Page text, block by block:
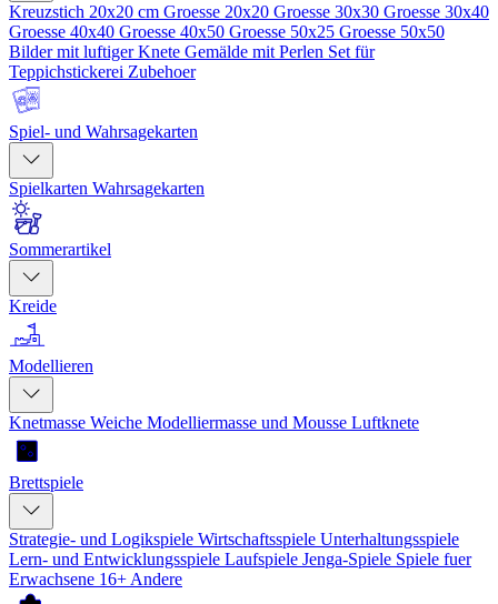
Kreuzstich 20x20 cm Groesse 20x20 Groesse 30x30 Groesse 30x40
Groesse 40x40 Groesse 40x50 Groesse 50x25 Groesse 50x50
Bilder mit luftiger Knete Gemälde mit Perlen Set für
Teppichstickerei Zubehoer
Spiel- und Wahrsagekarten
Spielkarten Wahrsagekarten
Sommerartikel
Kreide
Modellieren
Knetmasse Weiche Modelliermasse und Mousse Luftknete
Brettspiele
Strategie- und Logikspiele Wirtschaftsspiele Unterhaltungsspiele
Lern- und Entwicklungsspiele Laufspiele Jenga-Spiele Spiele fuer
Erwachsene 16+ Andere